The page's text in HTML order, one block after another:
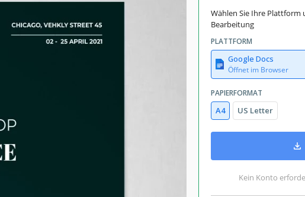
Wählen Sie Ihre
Bearbeitung
PLATTFORM
Google Docs
Öffnet im Browser
PAPIERFORMAT
A4 US Letter
Kein Konto